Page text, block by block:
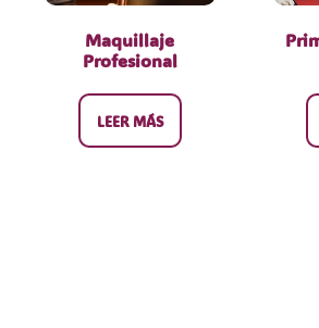
Maquillaje
Profesional
LEER MÁS